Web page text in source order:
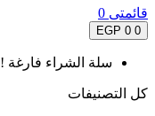
قائمتى 0
0
0 EGP
سلة الشراء فارغة !
كل التصنيفات